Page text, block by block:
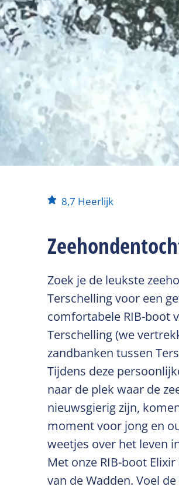
8,7 Heerlijk
Zoek je de leukste
Terschelling voor een
comfortabele RIB-boot
Terschelling (we
zandbanken tussen
Tijdens deze
naar de plek waar de
nieuwsgierig zijn,
moment voor jong en
weetjes over het leven
Met onze RIB-boot
van de Wadden. Voel